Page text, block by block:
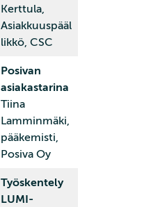
Kerttula,
Asiakkuuspääl
likkö, CSC
Posivan
asiakastarina
Tiina
Lamminmäki,
pääkemisti,
Posiva Oy
Työskentely
LUMI-